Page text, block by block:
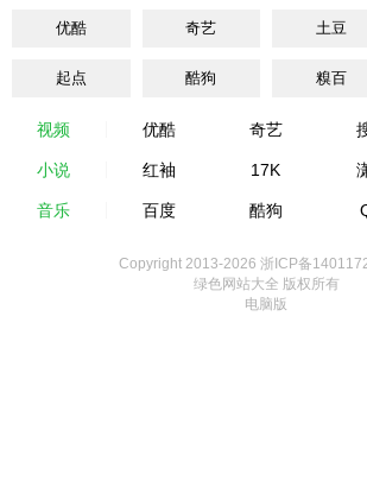
优酷 奇艺 土豆
起点 酷狗 糗百
视频 优酷 奇艺
小说 红袖 17K
音乐 百度 酷狗
Copyright 2013-2026 浙ICP备
绿色网站大全 版权所有
电脑版